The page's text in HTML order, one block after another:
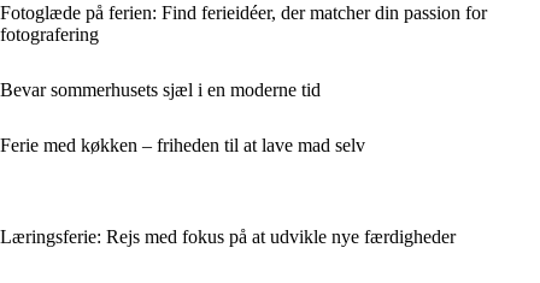
Fotoglæde på ferien: Find ferieidéer, der matcher din passion for
fotografering
Bevar sommerhusets sjæl i en moderne tid
Ferie med køkken – friheden til at lave mad selv
Læringsferie: Rejs med fokus på at udvikle nye færdigheder